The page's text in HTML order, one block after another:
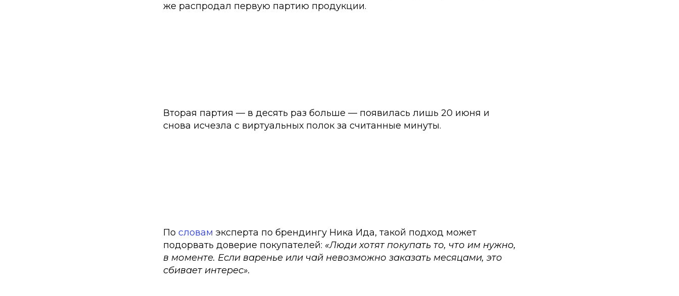
же распродал первую партию продукции.
Вторая партия — в десять раз больше — появилась лишь 20 июня и
снова исчезла с виртуальных полок за считанные минуты.
По словам эксперта по брендингу Ника Ида, такой подход может
подорвать доверие покупателей: «Люди хотят покупать то, что им нужно,
в моменте. Если варенье или чай невозможно заказать месяцами, это
сбивает интерес».